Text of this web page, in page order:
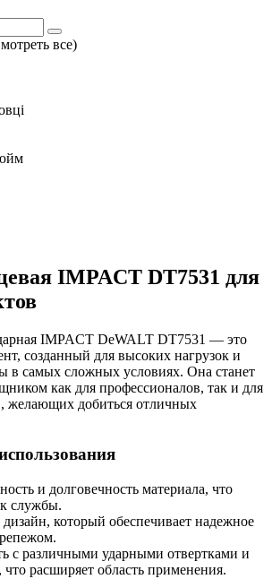
все)
IMPACT DT7531 для
IMPACT DeWALT DT7531 — это
созданный для высоких нагрузок и
в самых сложных условиях. Она станет
как для профессионалов, так и для
желающих добиться отличных
и долговечность материала, что
службы.
который обеспечивает надежное
с различными ударными отвертками и
что расширяет область применения.